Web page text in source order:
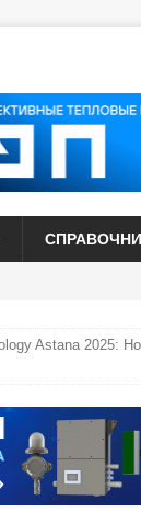
Astana 2025: